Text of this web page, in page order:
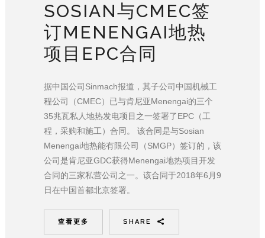
SOSIAN与CMEC签
订MENENGAI地热
项目EPC合同
据中国公司Sinmach报道，其子公司中国机械工
程公司（CMEC）已与肯尼亚Menengai的三个
35兆瓦私人地热发电项目之一签署了EPC（工
程，采购和施工）合同。 该合同是与Sosian
Menengai地热能有限公司（SMGP）签订的，该
公司是肯尼亚GDC获得Menengai地热项目开发
合同的三家私营公司之一。该合同于2018年6月9
日在中国首都北京签署。
查看更多 SHARE